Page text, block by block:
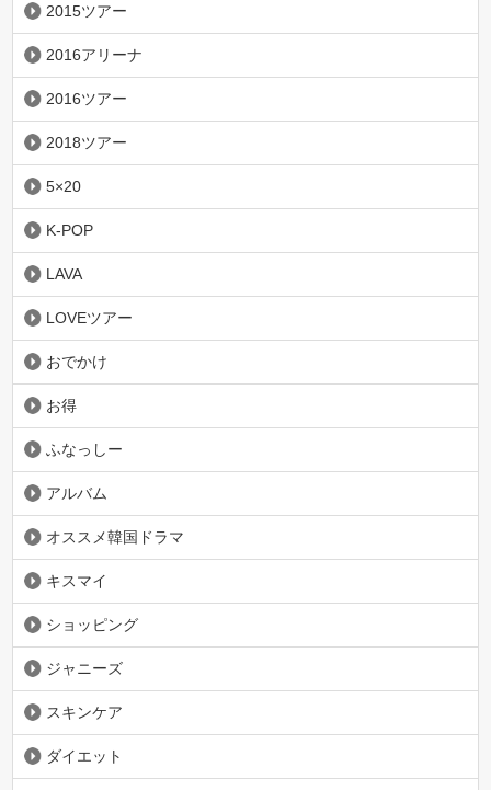
2015ツアー
2016アリーナ
2016ツアー
2018ツアー
5×20
K-POP
LAVA
LOVEツアー
おでかけ
お得
ふなっしー
アルバム
オススメ韓国ドラマ
キスマイ
ショッピング
ジャニーズ
スキンケア
ダイエット